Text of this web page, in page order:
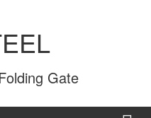
Gate